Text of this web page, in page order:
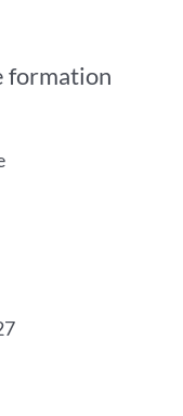
formation